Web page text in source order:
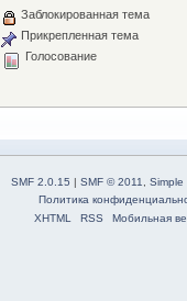
Заблокированная тема
Прикрепленная тема
Голосование
SMF 2.0.15 | SMF © 2011
Simple
Политика
XHTML
RSS Мобильная